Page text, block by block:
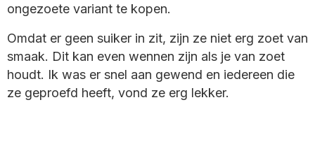
ongezoete variant te kopen.
Omdat er geen suiker in zit, zijn ze niet erg zoet van
smaak. Dit kan even wennen zijn als je van zoet
houdt. Ik was er snel aan gewend en iedereen die
ze geproefd heeft, vond ze erg lekker.